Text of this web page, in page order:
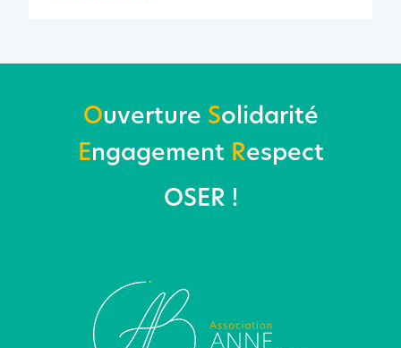
Ouverture Solidarité
Engagement Respect
OSER !